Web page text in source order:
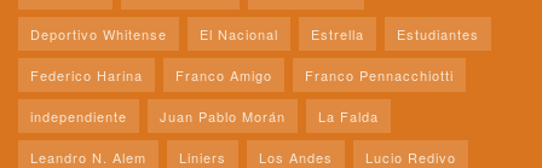
Deportivo Whitense El Nacional Estrella Estudiantes
Federico Harina Franco Amigo Franco Pennacchiotti
independiente Juan Pablo Morán La Falda
Leandro N. Alem Liniers Los Andes Lucio Redivo